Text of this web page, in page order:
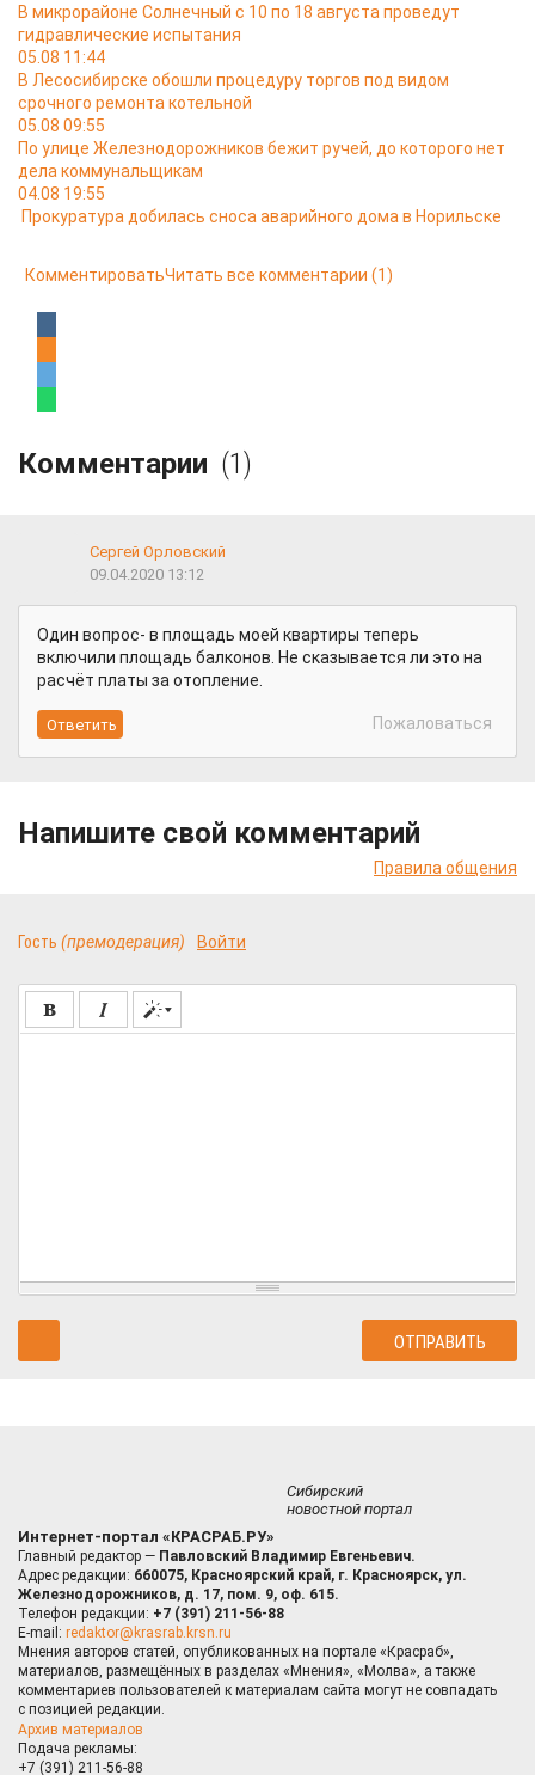
В микрорайоне Солнечный с 10 по 18 августа проведут
гидравлические испытания
05.08 11:44
В Лесосибирске обошли процедуру торгов под видом
срочного ремонта котельной
05.08 09:55
По улице Железнодорожников бежит ручей, до которого нет
дела коммунальщикам
04.08 19:55
Прокуратура добилась сноса аварийного дома в Норильске
КомментироватьЧитать все комментарии (1)
Комментарии (1)
Сергей Орловский
09.04.2020 13:12
Один вопрос- в площадь моей квартиры теперь
включили площадь балконов. Не сказывается ли это на
расчёт платы за отопление.
Пожаловаться
Напишите свой комментарий
Правила общения
Гость (премодерация) Войти
Сибирский
новостной портал
Интернет-портал «КРАСРАБ.РУ»
Главный редактор — Павловский Владимир Евгеньевич.
Адрес редакции: 660075, Красноярский край, г. Красноярск, ул.
Железнодорожников, д. 17, пом. 9, оф. 615.
Телефон редакции: +7 (391) 211-56-88
E-mail: redaktor@krasrab.krsn.ru
Мнения авторов статей, опубликованных на портале «Красраб»,
материалов, размещённых в разделах «Мнения», «Молва», а также
комментариев пользователей к материалам сайта могут не совпадать
с позицией редакции.
Архив материалов
Подача рекламы:
+7 (391) 211-56-88